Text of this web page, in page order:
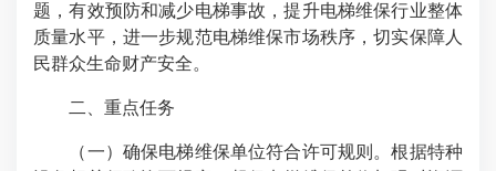
题，有效预防和减少电梯事故，提升电梯维保行业整体
质量水平，进一步规范电梯维保市场秩序，切实保障人
民群众生命财产安全。
二、重点任务
（一）确保电梯维保单位符合许可规则。根据特种